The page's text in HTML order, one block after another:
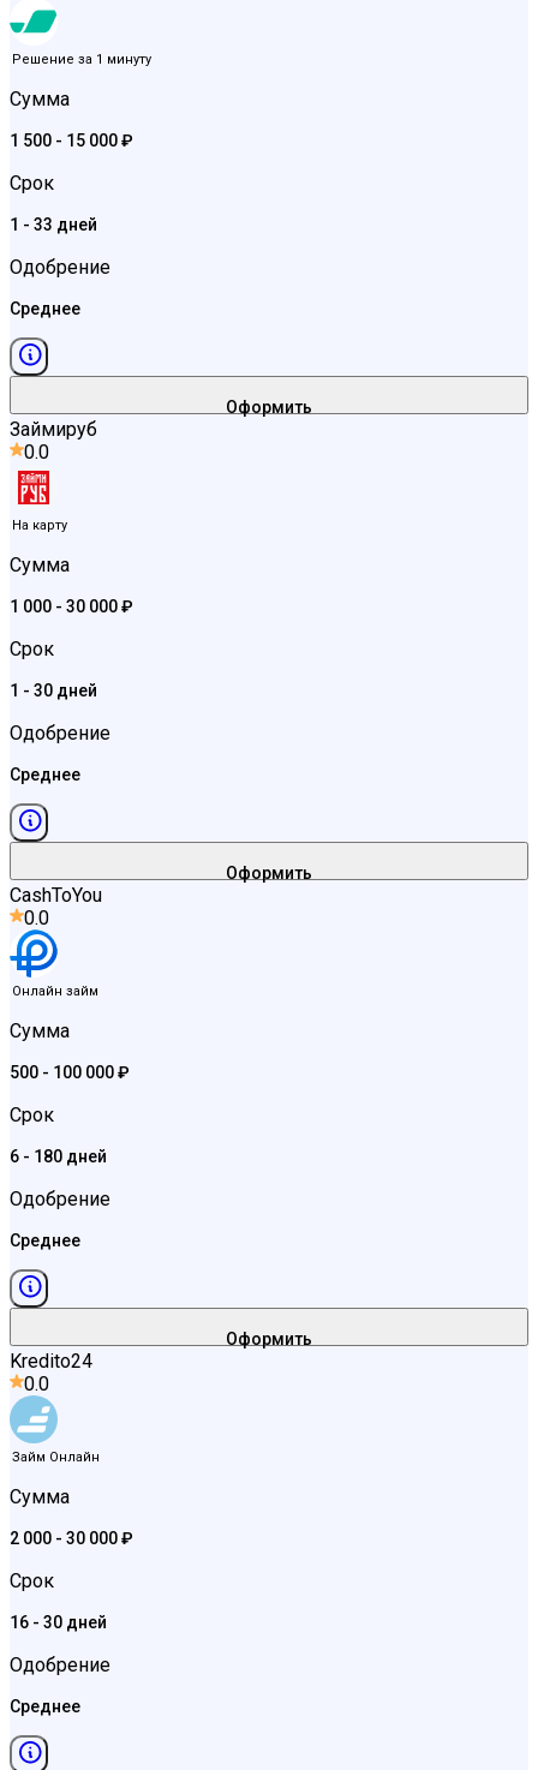
Решение за 1 минуту
Сумма
1 500 - 15 000 ₽
Срок
1 - 33 дней
Одобрение
Среднее
Оформить
Займируб
0.0
На карту
Сумма
1 000 - 30 000 ₽
Срок
1 - 30 дней
Одобрение
Среднее
Оформить
CashToYou
0.0
Онлайн займ
Сумма
500 - 100 000 ₽
Срок
6 - 180 дней
Одобрение
Среднее
Оформить
Kredito24
0.0
Займ Онлайн
Сумма
2 000 - 30 000 ₽
Срок
16 - 30 дней
Одобрение
Среднее